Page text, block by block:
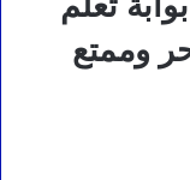
وممتع